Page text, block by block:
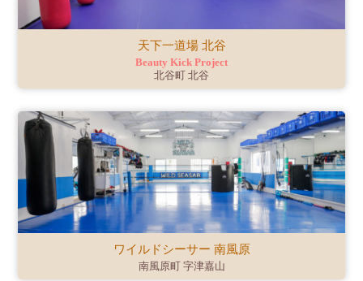
天下一道場 北谷
Beauty Kick Project
北谷町 北谷
ワイルドシーサー 南風原
南風原町 字津嘉山